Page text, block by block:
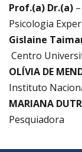
Prof.(a) Dr.(a) –
Psicologia
Gislaine
Centro
OLÍVIA DE
Instituto
MARIANA
Pesquiadora